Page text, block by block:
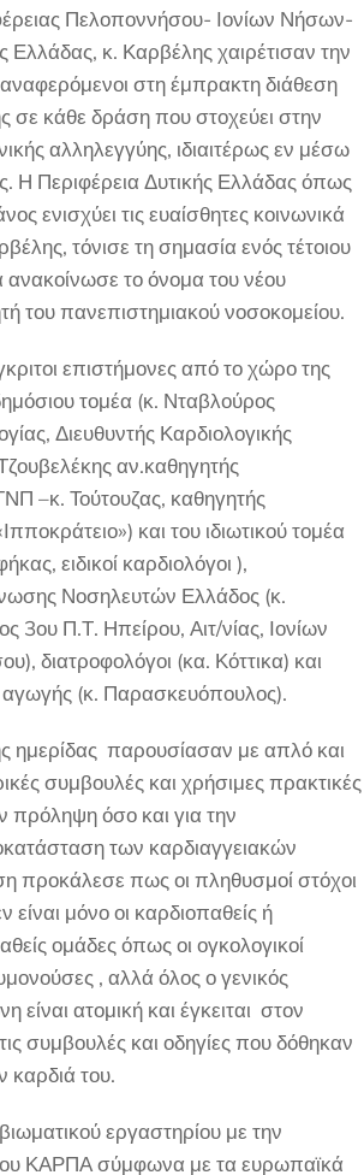
Πελοποννήσου- Ιονίων Νήσων-
Ελλάδας, κ. Καρβέλης χαιρέτισαν την
στη έμπρακτη διάθεση
σε κάθε δράση που στοχεύει στην
αλληλεγγύης, ιδιαιτέρως εν μέσω
Η Περιφέρεια Δυτικής Ελλάδας όπως
ενισχύει τις ευαίσθητες κοινωνικά
τόνισε τη σημασία ενός τέτοιου
ανακοίνωσε το όνομα του νέου
του πανεπιστημιακού νοσοκομείου.
επιστήμονες από το χώρο της
τομέα (κ. Νταβλούρος
Διευθυντής Καρδιολογικής
αν.καθηγητής
–κ. Τούτουζας, καθηγητής
και του ιδιωτικού τομέα
ειδικοί καρδιολόγοι ),
Νοσηλευτών Ελλάδος (κ.
3ου Π.Τ. Ηπείρου, Αιτ/νίας, Ιονίων
διατροφολόγοι (κα. Κόττικα) και
αγωγής (κ. Παρασκευόπουλος).
ημερίδας παρουσίασαν με απλό και
συμβουλές και χρήσιμες πρακτικές
πρόληψη όσο και για την
των καρδιαγγειακών
προκάλεσε πως οι πληθυσμοί στόχοι
είναι μόνο οι καρδιοπαθείς ή
ομάδες όπως οι ογκολογικοί
, αλλά όλος ο γενικός
είναι ατομική και έγκειται στον
συμβουλές και οδηγίες που δόθηκαν
καρδιά του.
εργαστηρίου με την
ΚΑΡΠΑ σύμφωνα με τα ευρωπαϊκά